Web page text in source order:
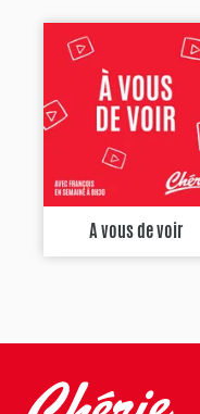
A vous de voir